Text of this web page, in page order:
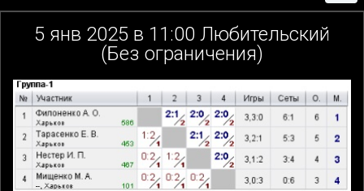
5 янв 2025 в 11:00 Любительский
(Без ограничения)